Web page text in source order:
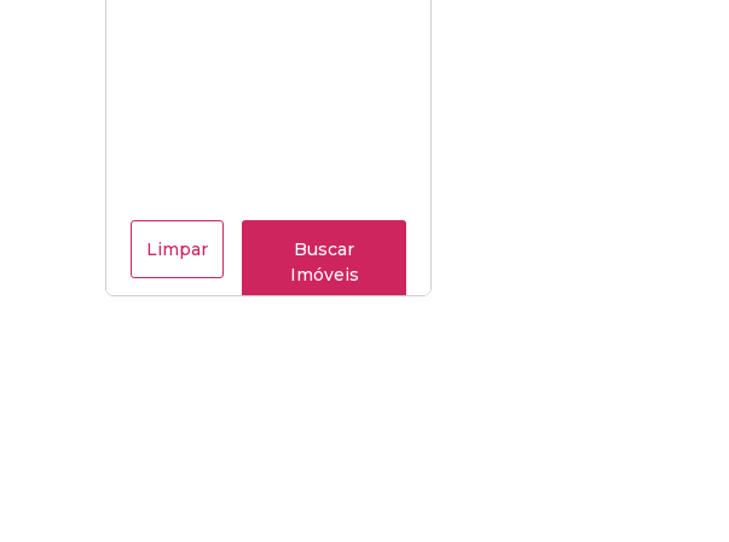
Limpar
Buscar
Imóveis